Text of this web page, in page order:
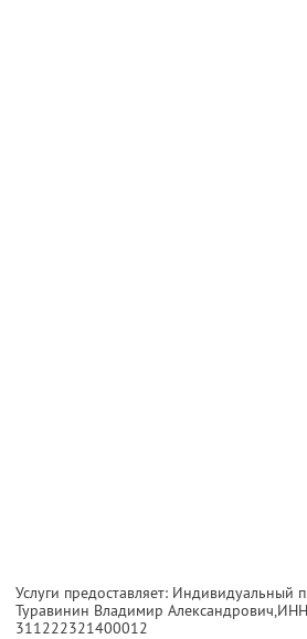
Услуги предоставляет: Индивидуальный
Туравинин Владимир Александрович,
311222321400012